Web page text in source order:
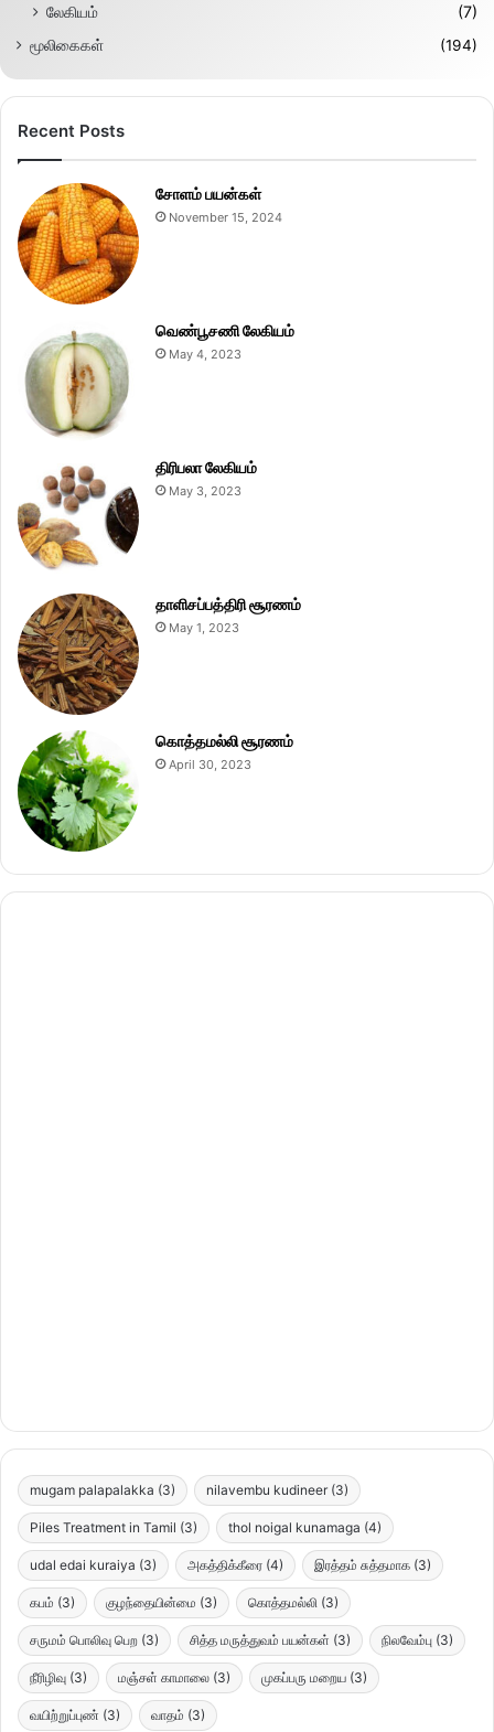
லேகியம்
(7)
மூலிகைகள் (194)
Recent Posts
சோளம் பயன்கள்
November 15, 2024
வெண்பூசணி லேகியம்
May 4, 2023
திரிபலா லேகியம்
May 3, 2023
தாளிசப்பத்திரி சூரணம்
May 1, 2023
கொத்தமல்லி சூரணம்
April 30, 2023
mugam palapalakka (3) nilavembu kudineer (3)
Piles Treatment in Tamil (3) thol noigal kunamaga (4)
udal edai kuraiya (3) அகத்திக்கீரை (4) இரத்தம் சுத்தமாக (3)
கபம் (3) குழந்தையின்மை (3) கொத்தமல்லி (3)
சருமம் பொலிவு பெற (3) சித்த மருத்துவம் பயன்கள் (3) நிலவேம்பு (3)
நீரிழிவு (3) மஞ்சள் காமாலை (3) முகப்பரு மறைய (3)
வயிற்றுப்புண் (3) வாதம் (3)